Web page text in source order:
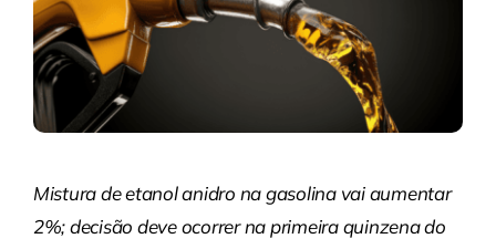
Mistura de etanol anidro na gasolina vai aumentar
2%; decisão deve ocorrer na primeira quinzena do